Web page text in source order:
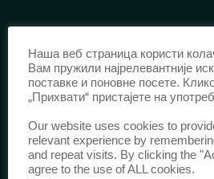
ISSN:0003-2565(Штампано
еISSN:2406-2693(Онлајн
DOI: 10.51204/
ИЗДАВАЧ /
Наша веб страница користи
Вам пружили најрелевантније
поставке и поновне посете.
„Прихвати“ пристајете на
Our website uses cookies to
relevant experience by
and repeat visits. By clicking the
agree to the use of ALL cookies.